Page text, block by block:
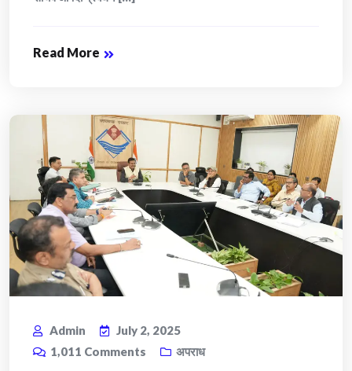
Read More
Admin
July 2, 2025
1,011 Comments अपराध